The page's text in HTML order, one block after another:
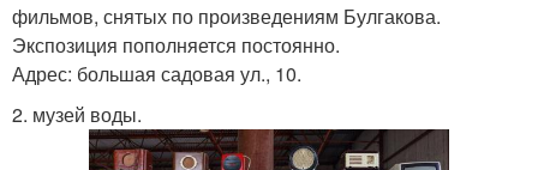
фильмов, снятых по произведениям Булгакова.
Экспозиция пополняется постоянно.
Адрес: большая садовая ул., 10.
2. музей воды.